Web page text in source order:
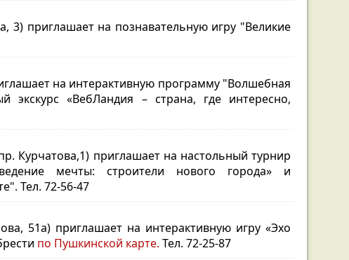
3) приглашает на познавательную игру "Великие
на интерактивную программу "Волшебная
«ВебЛандия – страна, где интересно,
Курчатова,1) приглашает на настольный турнир
мечты: строители нового города» и
Тел. 72-56-47
51а) приглашает на интерактивную игру «Эхо
по Пушкинской карте. Тел. 72-25-87